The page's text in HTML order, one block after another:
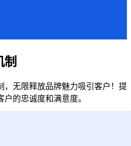
，无限释放品牌魅力吸引客户！提
的忠诚度和满意度。